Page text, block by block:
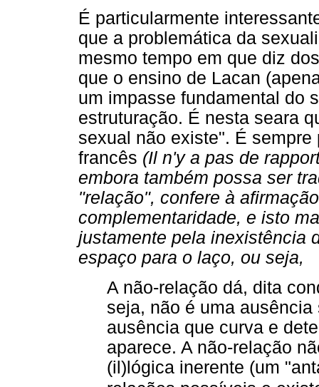
É particularmente
que a problemática da
mesmo tempo em que diz
que o ensino de Lacan
um impasse fundamental do
estruturação. É nesta seara
sexual não existe". É
francês (Il n'y a pas de
embora também possa ser
"relação", confere à
complementaridade, e isto
justamente pela inexistência
espaço para o laço, ou seja,
A não-relação dá, dita
seja, não é uma
ausência que curva e
aparece. A não-relação
(il)lógica inerente (um